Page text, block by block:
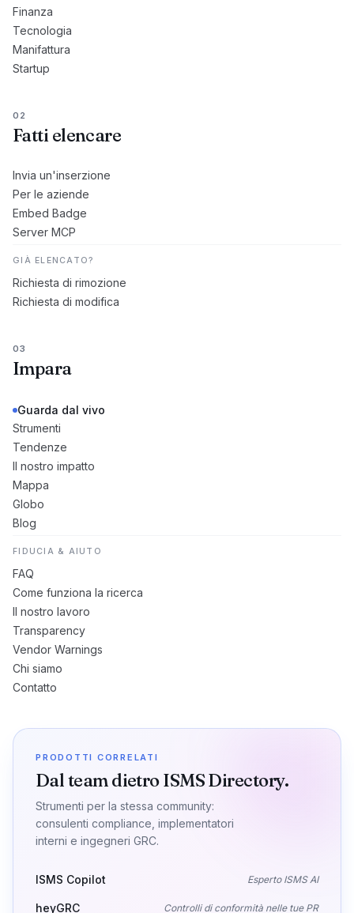
Finanza
Tecnologia
Manifattura
Startup
02
Fatti elencare
Invia un'inserzione
Per le aziende
Embed Badge
Server MCP
GIÀ ELENCATO?
Richiesta di rimozione
Richiesta di modifica
03
Impara
Guarda dal vivo
Strumenti
Tendenze
Il nostro impatto
Mappa
Globo
Blog
FIDUCIA & AIUTO
FAQ
Come funziona la ricerca
Il nostro lavoro
Transparency
Vendor Warnings
Chi siamo
Contatto
PRODOTTI CORRELATI
Dal team dietro ISMS Directory.
Strumenti per la stessa community:
consulenti compliance, implementatori
interni e ingegneri GRC.
ISMS Copilot Esperto ISMS AI
heyGRC Controlli di conformità nelle tue PR